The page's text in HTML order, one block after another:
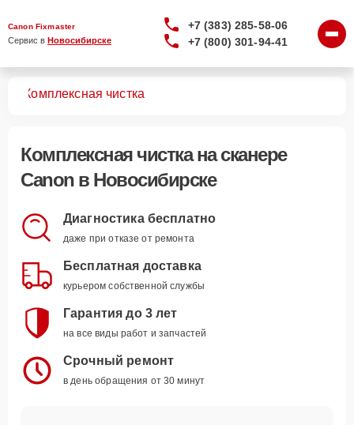
Canon Fixmaster
Сервис в Новосибирске
+7 (383) 285-58-06
+7 (800) 301-94-41
Комплексная чистка
Комплексная чисткана сканере
Canon в Новосибирске
Диагностика бесплатно
даже при отказе от ремонта
Бесплатная доставка
курьером собственной службы
Гарантия до 3 лет
на все виды работ и запчастей
Срочный ремонт
в день обращения от 30 минут